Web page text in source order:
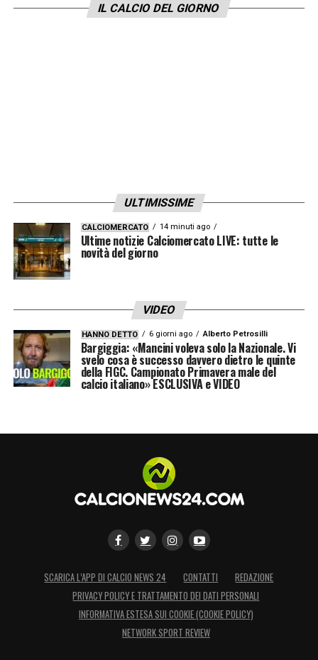
rendimento del francese. Senza
IL CALCIO DEL GIORNO
ULTIMISSIME
CALCIOMERCATO 14 minuti ago
Ultime notizie Calciomercato LIVE: tutte le
novità del giorno
VIDEO
HANNO DETTO 6 giorni ago Alberto Petrosilli
Bargiggia: «Mancini voleva solo la Nazionale. Vi
svelo cosa è successo davvero dietro le quinte
della FIGC. Campionato Primavera male del
calcio italiano» ESCLUSIVA e VIDEO
SCARICA L’APP DI CALCIO NEWS 24 CONTATTI
REDAZIONE
PRIVACY POLICY E TRATTAMENTO DEI DATI PERSONALI
INFORMATIVA ESTESA SUI COOKIE (COOKIE POLICY)
NETWORK SPORT REVIEW